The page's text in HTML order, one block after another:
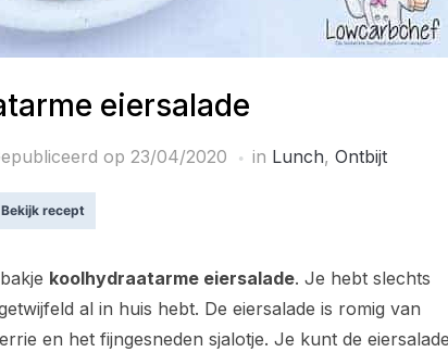
eiersalade
op 23/04/2020 in Lunch, Ontbijt
Bekijk recept
koolhydraatarme eiersalade. Je hebt slechts
al in huis hebt. De eiersalade is romig van
en het fijngesneden sjalotje. Je kunt de eiersalade